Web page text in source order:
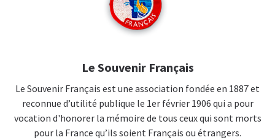
Le Souvenir Français
Le Souvenir Français est une association fondée en 1887 et
reconnue d’utilité publique le 1er février 1906 qui a pour
vocation d'honorer la mémoire de tous ceux qui sont morts
pour la France qu’ils soient Français ou étrangers.